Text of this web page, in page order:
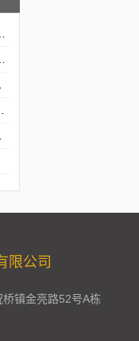
限公司
镇金亮路52号A栋